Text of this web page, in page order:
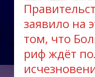
заявило на
том, что
риф ждёт